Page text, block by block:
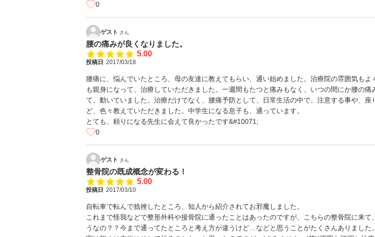
0
ゲスト さん
腰の痛みが良くなりました。
5.00
投稿日 2017/03/18
腰痛に、悩んでいたところ、母の友達に教えてもらい、通い始めました。治療院の雰囲気もよ
も親身になって、治療していただきました。一週間もたつと痛みもなく、いつの間にか腰の痛
て、動いていました。治療だけでなく、腰痛予防として、日常生活の中で、注意する事や、座
ど、色々教えていただきました。中学生になる息子も、通っています。
とても、頼りになる先生に会えて良かったです&#10071;
0
ゲスト さん
整骨院の既成概念が変わる！
5.00
投稿日 2017/03/10
自転車で転んで捻挫したところ、知人から紹介されてお邪魔しました。
これまで怪我などで整形外科や接骨院に通ったことはあったのですが、こちらの整骨院に来て
うなの？？今まで通ってたところと考え方が違うけど…などと思うことがたくさんありました。